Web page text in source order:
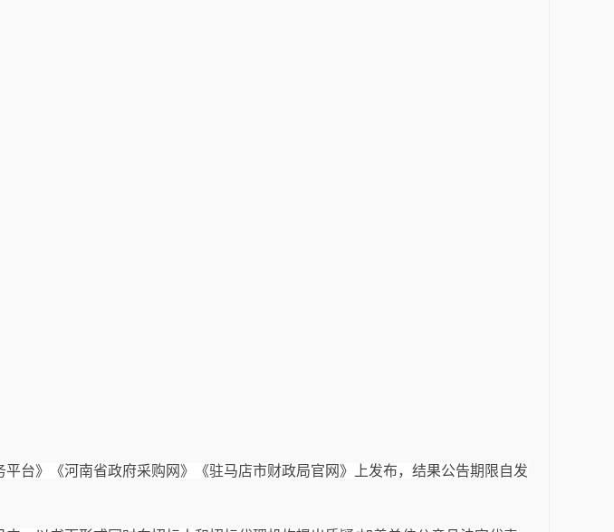
台》《河南省政府采购网》《驻马店市财政局官网》上发布，结果公告期限自发